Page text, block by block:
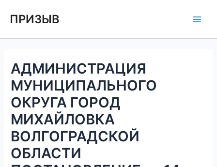
ПРИЗЫВ
АДМИНИСТРАЦИЯ
МУНИЦИПАЛЬНОГО
ОКРУГА ГОРОД
МИХАЙЛОВКА
ВОЛГОГРАДСКОЙ
ОБЛАСТИ
по